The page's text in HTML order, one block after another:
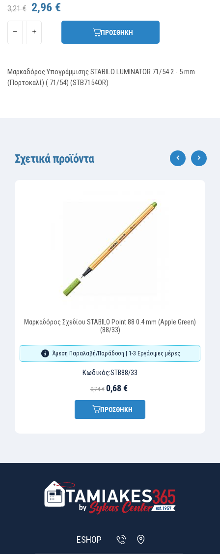
3,21 € 2,96 €
ΠΡΟΣΘΗΚΗ
Μαρκαδόρος Υπογράμμισης STABILO LUMINATOR 71/54 2 - 5 mm
(Πορτοκαλί) ( 71/54) (STB7154OR)
Σχετικά προϊόντα
Μαρκαδόρος Σχεδίου STABILO Point 88 0.4 mm (Apple Green)
(88/33)
Άμεση Παραλαβή/Παράδοση | 1-3 Εργάσιμες μέρες
Κωδικός:STB88/33
0,74 € 0,68 €
ΠΡΟΣΘΗΚΗ
ESHOP